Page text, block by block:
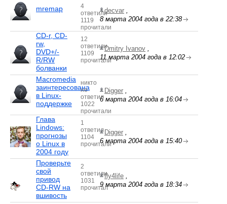
mremap
4
ответили
1119
прочитали
decvar ,
8 марта 2004 года в 22:38
CD-r, CD-
rw,
DVD+/-
R/RW
болванки
12
ответили
1109
прочитали
Dmitry Ivanov ,
11 марта 2004 года в 12:02
Macromedia
заинтересована
в Linux-
поддержке
никто
не
ответил
1022
прочитали
Digger ,
6 марта 2004 года в 16:04
Глава
Lindows:
прогнозы
о Linux в
2004 году
1
ответил
1104
прочитали
Digger ,
6 марта 2004 года в 15:40
Проверьте
свой
привод
CD-RW на
вшивость
2
ответили
1031
прочитал
fly4life ,
9 марта 2004 года в 18:34